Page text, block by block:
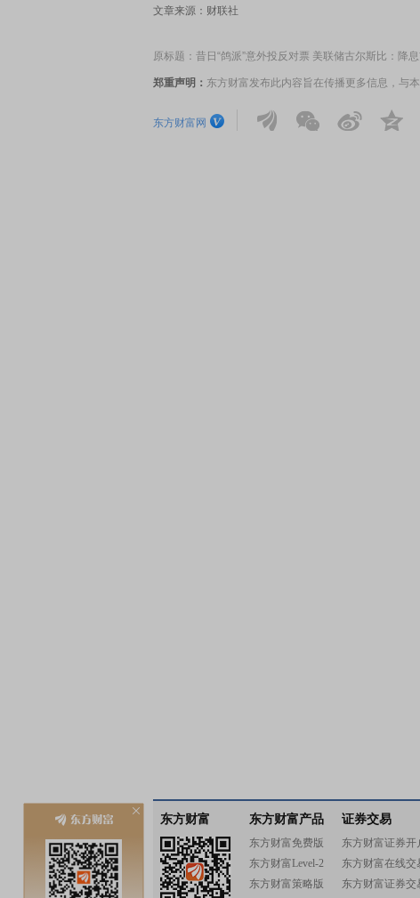
文章来源：财联社
原标题：昔日“鸽派”意外投反对票 美联储古尔斯比：降
郑重声明： 东方财富发布此内容旨在传播更多信息，与
东方财富网
东方财富 东方财富产品
东方财富免费版
东方财富Level-2
东方财富策略版
证券交易
东方财富证券开
东方财富在线交
东方财富证券交